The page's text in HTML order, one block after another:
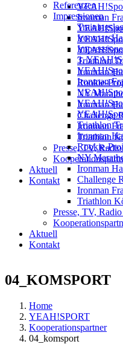
Ironman
Triathlon
Ironman
Rookie-
NY
Ironman
Challenge
Ironman
Triathlon
Presse, TV,
Aktuell
Kontakt
Referenzen
Impressionen
Ironman
3.
Ironman
Triathlon
Ironman
Rookie-
NY
Ironman
Challenge
Ironman
Triathlon
Presse, TV,
Aktuell
Kontakt
04_KOMSPORT
Home
YEAH!SPORT
Kooperationspartner
04_komsport